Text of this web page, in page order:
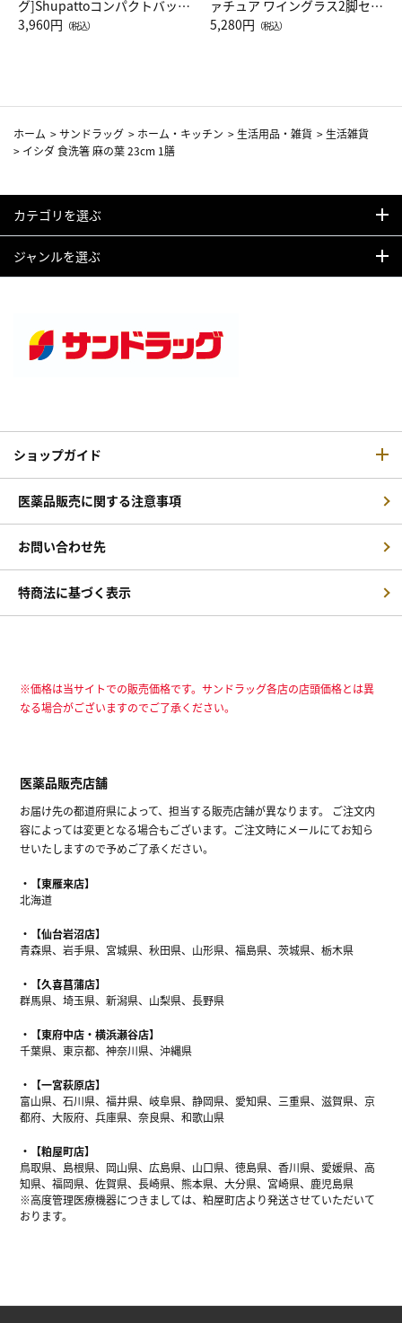
グ]Shupattoコンパクトバッグ
Drop JAL客室乗務員（LC）ス
3,960円 （税込）
ァチュア ワイングラス2脚セッ
ト（レッドワイン）
5,280円 （税込）
ホーム >サンドラッグ > ホーム・キッチン > 生活用品・雑貨 > 生活雑貨
> イシダ 食洗箸 麻の葉 23cm 1膳
カテゴリを選ぶ
ジャンルを選ぶ
ショップガイド
医薬品販売に関する注意事項
お問い合わせ先
特商法に基づく表示
※価格は当サイトでの販売価格です。サンドラッグ各店の店頭価格とは異
なる場合がございますのでご了承ください。
医薬品販売店舗
お届け先の都道府県によって、担当する販売店舗が異なります。 ご注文内
容によっては変更となる場合もございます。ご注文時にメールにてお知ら
せいたしますので予めご了承ください。
【東雁来店】
北海道
【仙台岩沼店】
青森県、岩手県、宮城県、秋田県、山形県、福島県、茨城県、栃木県
【久喜菖蒲店】
群馬県、埼玉県、新潟県、山梨県、長野県
【東府中店・横浜瀬谷店】
千葉県、東京都、神奈川県、沖縄県
【一宮萩原店】
富山県、石川県、福井県、岐阜県、静岡県、愛知県、三重県、滋賀県、京
都府、大阪府、兵庫県、奈良県、和歌山県
【粕屋町店】
鳥取県、島根県、岡山県、広島県、山口県、徳島県、香川県、愛媛県、高
知県、福岡県、佐賀県、長崎県、熊本県、大分県、宮崎県、鹿児島県
※高度管理医療機器につきましては、粕屋町店より発送させていただいて
おります。